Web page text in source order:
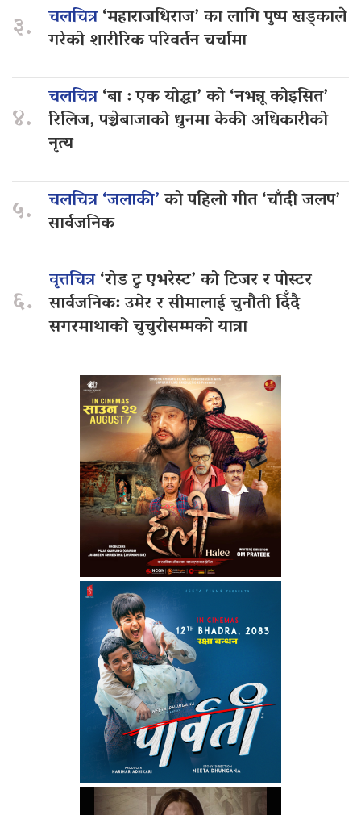
३. चलचित्र‘महाराजधिराज’ का लागि पुष्प खड्काले
गरेको शारीरिक परिवर्तन चर्चामा
४.
चलचित्र‘बा : एक योद्धा’ को ‘नभन्नू कोइसित’
रिलिज, पञ्चेबाजाको धुनमा केकी अधिकारीको
नृत्य
५. चलचित्र ‘जलाकी’को पहिलो गीत ‘चाँदी जलप’
सार्वजनिक
६.
वृत्तचित्र‘रोड टु एभरेस्ट’ को टिजर र पोस्टर
सार्वजनिक: उमेर र सीमालाई चुनौती दिँदै
सगरमाथाको चुचुरोसम्मको यात्रा